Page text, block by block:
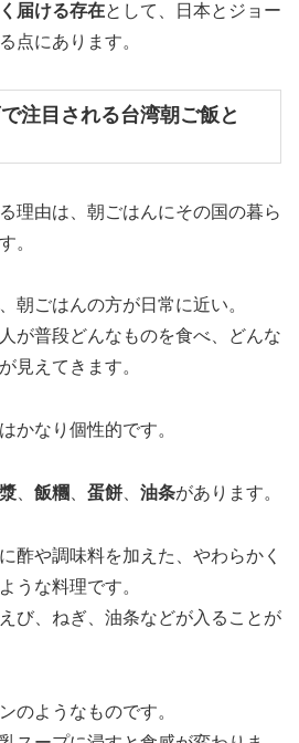
届ける存在として、日本とジョー
点にあります。
注目される台湾朝ご飯と
理由は、朝ごはんにその国の暮ら
。
朝ごはんの方が日常に近い。
が普段どんなものを食べ、どんな
見えてきます。
はかなり個性的です。
飯糰 蛋餅 油条があります。
酢や調味料を加えた、やわらかく
うな料理です。
び、ねぎ、油条などが入ることが
のようなものです。